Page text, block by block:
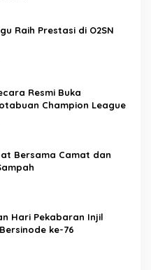
Raih Prestasi di O2SN
Resmi Buka
Champion League
Bersama Camat dan
Hari Pekabaran Injil
ke-76